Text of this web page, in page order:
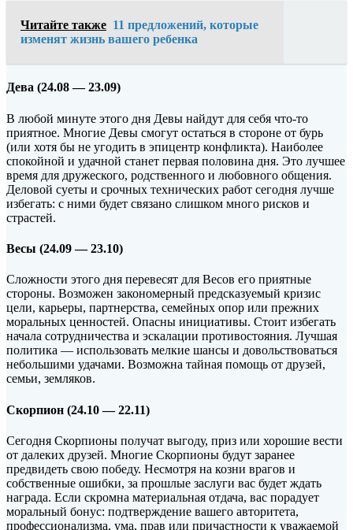
Читайте также 11 предложений, которые
изменят жизнь вашего ребенка
Дева (24.08 — 23.09)
В любой минуте этого дня Девы найдут для себя что-то
приятное. Многие Девы смогут остаться в стороне от бурь
(или хотя бы не угодить в эпицентр конфликта). Наиболее
спокойной и удачной станет первая половина дня. Это лучшее
время для дружеского, родственного и любовного общения.
Деловой суеты и срочных технических работ сегодня лучше
избегать: с ними будет связано слишком много рисков и
страстей.
Весы (24.09 — 23.10)
Сложности этого дня перевесят для Весов его приятные
стороны. Возможен закономерный предсказуемый кризис
цели, карьеры, партнерства, семейных опор или прежних
моральных ценностей. Опасны инициативы. Стоит избегать
начала сотрудничества и эскалации противостояния. Лучшая
политика — использовать мелкие шансы и довольствоваться
небольшими удачами. Возможна тайная помощь от друзей,
семьи, земляков.
Скорпион (24.10 — 22.11)
Сегодня Скорпионы получат выгоду, приз или хорошие вести
от далеких друзей. Многие Скорпионы будут заранее
предвидеть свою победу. Несмотря на козни врагов и
собственные ошибки, за прошлые заслуги вас будет ждать
награда. Если скромна материальная отдача, вас порадует
моральный бонус: подтверждение вашего авторитета,
профессионализма, ума, прав или причастности к уважаемой